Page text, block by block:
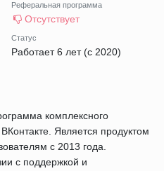
Реферальная программа
Отсутствует
Статус
Работает 6 лет (с 2020)
комплексного
Является продуктом
с 2013 года.
с поддержкой и